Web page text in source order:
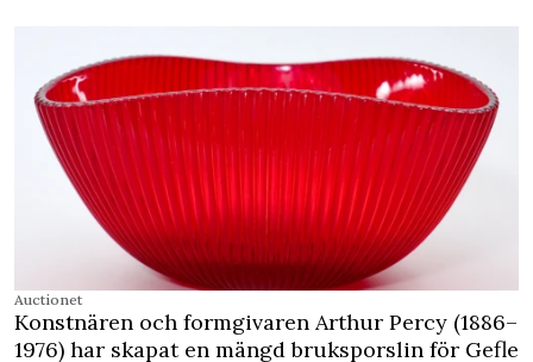
Auctionet
Konstnären och formgivaren Arthur Percy (1886–
1976) har skapat en mängd bruksporslin för Gefle